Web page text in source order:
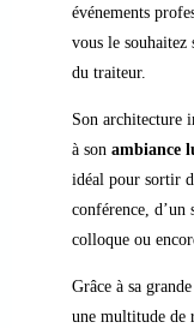
événements
vous le souhaitez
du traiteur.
Son architecture
à son ambiance
idéal pour sortir
conférence, d’un
colloque ou
Grâce à sa
une multitude de